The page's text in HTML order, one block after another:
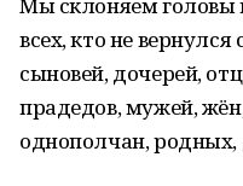
всех, кто не
сыновей, дочерей,
прадедов, мужей, жён,
однополчан, родных,